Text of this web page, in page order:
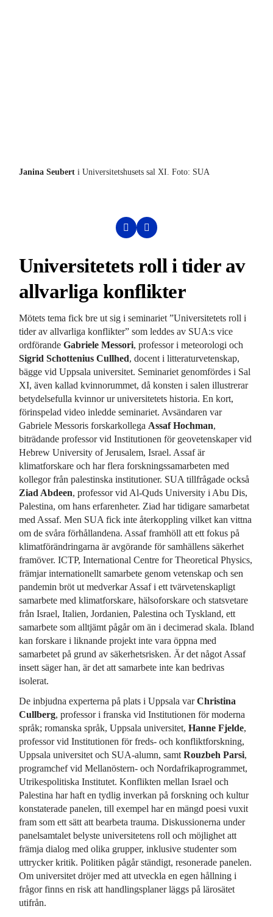
Janina Seuberti Universitetshusets sal XI. Foto: SUA
Universitetets roll i tider av
allvarliga konflikter
Mötets tema fick bre ut sig i seminariet ”Universitetets roll i
tider av allvarliga konflikter” som leddes av SUA:s vice
ordförande Gabriele Messori, professor i meteorologi och
Sigrid Schottenius Cullhed, docent i litteraturvetenskap,
bägge vid Uppsala universitet. Seminariet genomfördes i Sal
XI, även kallad kvinnorummet, då konsten i salen illustrerar
betydelsefulla kvinnor ur universitetets historia. En kort,
förinspelad video inledde seminariet. Avsändaren var
Gabriele Messoris forskarkollega Assaf Hochman,
biträdande professor vid Institutionen för geovetenskaper vid
Hebrew University of Jerusalem, Israel. Assaf är
klimatforskare och har flera forskningssamarbeten med
kollegor från palestinska institutioner. SUA tillfrågade också
Ziad Abdeen, professor vid Al-Quds University i Abu Dis,
Palestina, om hans erfarenheter. Ziad har tidigare samarbetat
med Assaf. Men SUA fick inte återkoppling vilket kan vittna
om de svåra förhållandena. Assaf framhöll att ett fokus på
klimatförändringarna är avgörande för samhällens säkerhet
framöver. ICTP, International Centre for Theoretical Physics,
främjar internationellt samarbete genom vetenskap och sen
pandemin bröt ut medverkar Assaf i ett tvärvetenskapligt
samarbete med klimatforskare, hälsoforskare och statsvetare
från Israel, Italien, Jordanien, Palestina och Tyskland, ett
samarbete som alltjämt pågår om än i decimerad skala. Ibland
kan forskare i liknande projekt inte vara öppna med
samarbetet på grund av säkerhetsrisken. Är det något Assaf
insett säger han, är det att samarbete inte kan bedrivas
isolerat.
De inbjudna experterna på plats i Uppsala varChristina
Cullberg, professor i franska vid Institutionen för moderna
språk; romanska språk, Uppsala universitet, Hanne Fjelde,
professor vid Institutionen för freds- och konfliktforskning,
Uppsala universitet och SUA-alumn, samt Rouzbeh Parsi,
programchef vid Mellanöstern- och Nordafrikaprogrammet,
Utrikespolitiska Institutet. Konflikten mellan Israel och
Palestina har haft en tydlig inverkan på forskning och kultur
konstaterade panelen, till exempel har en mängd poesi vuxit
fram som ett sätt att bearbeta trauma. Diskussionerna under
panelsamtalet belyste universitetens roll och möjlighet att
främja dialog med olika grupper, inklusive studenter som
uttrycker kritik. Politiken pågår ständigt, resonerade panelen.
Om universitet dröjer med att utveckla en egen hållning i
frågor finns en risk att handlingsplaner läggs på lärosätet
utifrån.